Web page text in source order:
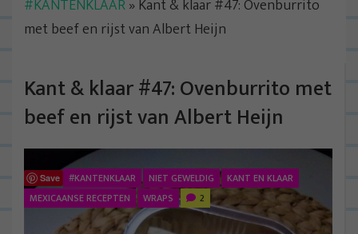
#KANTENKLAAR» Kant & klaar #47: Ovenburrito
met beef en rijst van Albert Heijn
Kant & klaar #47: Ovenburrito met
beef en rijst van Albert Heijn
Save #KANTENKLAAR NIET GEWELDIG
KANT EN KLAAR
MEXICAANSE RECEPTEN
WRAPS 2